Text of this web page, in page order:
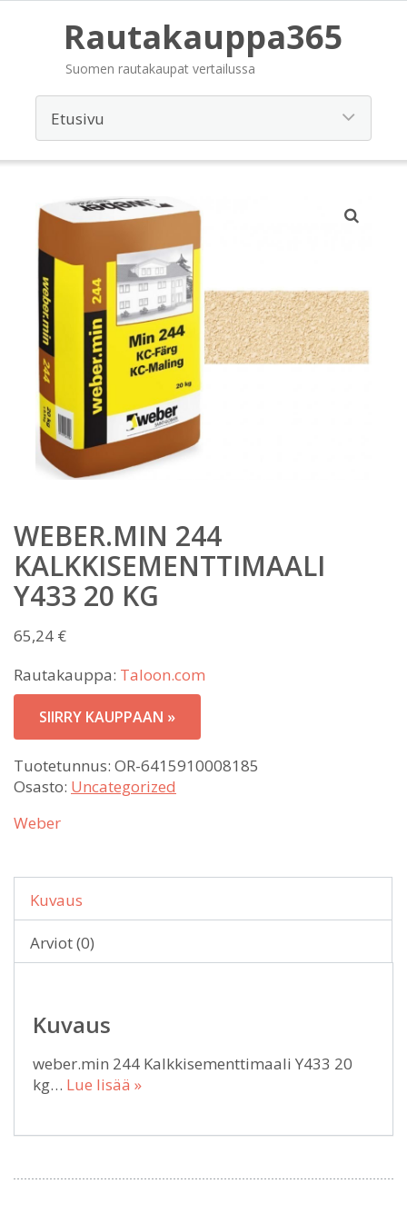
Rautakauppa365
Suomen rautakaupat vertailussa
WEBER.MIN 244
KALKKISEMENTTIMAALI
Y433 20 KG
65,24 €
Rautakauppa: Taloon.com
SIIRRY KAUPPAAN »
Tuotetunnus: OR-6415910008185
Osasto: Uncategorized
Weber
Kuvaus
Arviot (0)
Kuvaus
weber.min 244 Kalkkisementtimaali Y433 20
kg… Lue lisää »